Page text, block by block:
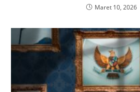
Maret 10, 2026